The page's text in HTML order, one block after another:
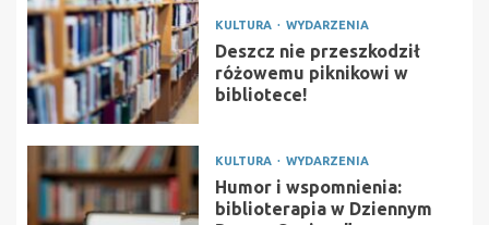
KULTURA WYDARZENIA
Deszcz nie przeszkodził
różowemu piknikowi w
bibliotece!
KULTURA WYDARZENIA
Humor i wspomnienia:
biblioterapia w Dziennym